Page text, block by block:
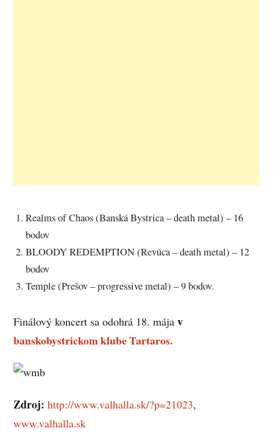
Realms of Chaos (Banská Bystrica – death metal) – 16
bodov
BLOODY REDEMPTION (Revúca – death metal) – 12
bodov
Temple (Prešov – progressive metal) – 9 bodov.
Finálový koncert sa odohrá 18. mája v
banskobystrickom klube Tartaros.
Zdroj: http://www.valhalla.sk/?p=21023,
www.valhalla.sk